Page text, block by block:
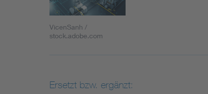
VicenSanh /
stock.adobe.com
Ersetzt bzw. ergänzt: